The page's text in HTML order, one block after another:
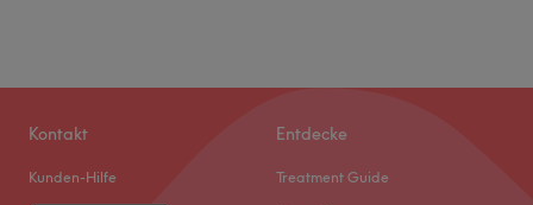
Kontakt
Kunden-Hilfe
Entdecke
Treatment Guide